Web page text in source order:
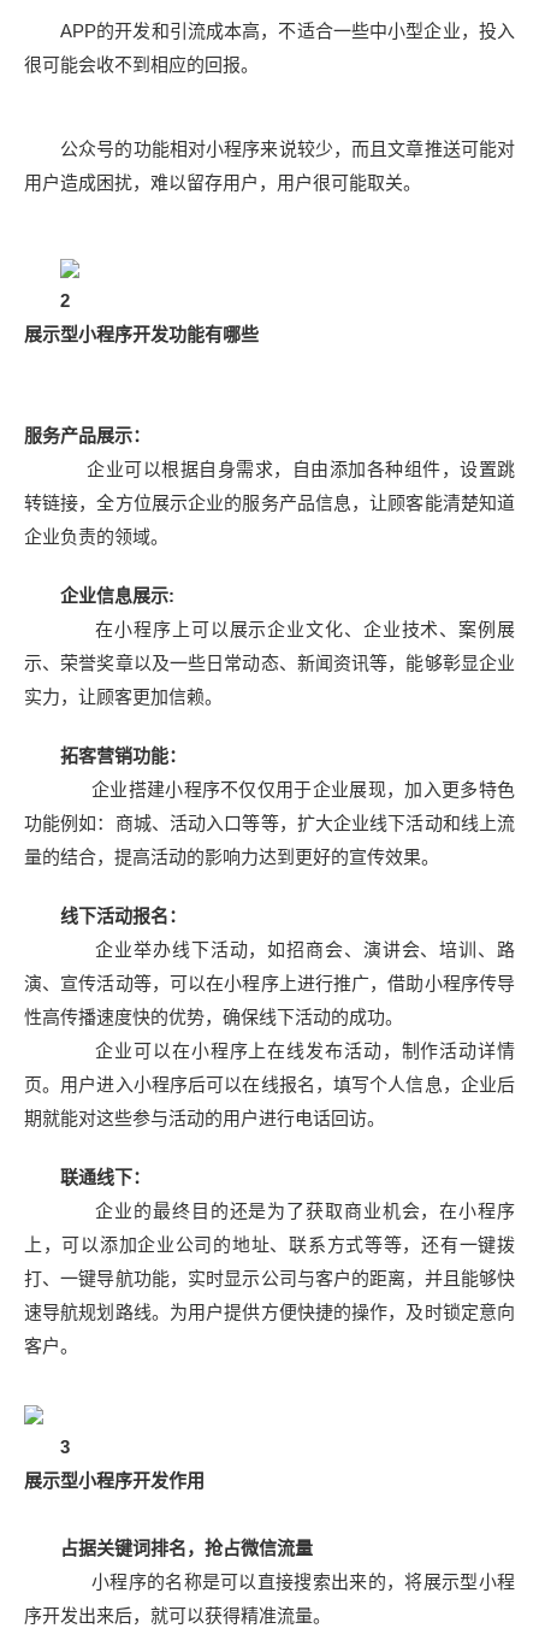
APP的开发和引流成本高，不适合一些中小型企业，投入
很可能会收不到相应的回报。
公众号的功能相对小程序来说较少，而且文章推送可能对
用户造成困扰，难以留存用户，用户很可能取关。
2
展示型小程序开发功能有哪些
服务产品展示：
企业可以根据自身需求，自由添加各种组件，设置跳
转链接，全方位展示企业的服务产品信息，让顾客能清楚知道
企业负责的领域。
企业信息展示:
在小程序上可以展示企业文化、企业技术、案例展
示、荣誉奖章以及一些日常动态、新闻资讯等，能够彰显企业
实力，让顾客更加信赖。
拓客营销功能：
企业搭建小程序不仅仅用于企业展现，加入更多特色
功能例如：商城、活动入口等等，扩大企业线下活动和线上流
量的结合，提高活动的影响力达到更好的宣传效果。
线下活动报名：
企业举办线下活动，如招商会、演讲会、培训、路
演、宣传活动等，可以在小程序上进行推广，借助小程序传导
性高传播速度快的优势，确保线下活动的成功。
企业可以在小程序上在线发布活动，制作活动详情
页。用户进入小程序后可以在线报名，填写个人信息，企业后
期就能对这些参与活动的用户进行电话回访。
联通线下：
企业的最终目的还是为了获取商业机会，在小程序
上，可以添加企业公司的地址、联系方式等等，还有一键拨
打、一键导航功能，实时显示公司与客户的距离，并且能够快
速导航规划路线。为用户提供方便快捷的操作，及时锁定意向
客户。
3
展示型小程序开发作用
占据关键词排名，抢占微信流量
小程序的名称是可以直接搜索出来的，将展示型小程
序开发出来后，就可以获得精准流量。